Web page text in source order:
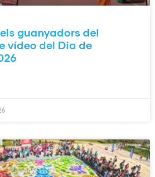
guanyadors del
vídeo del Dia de